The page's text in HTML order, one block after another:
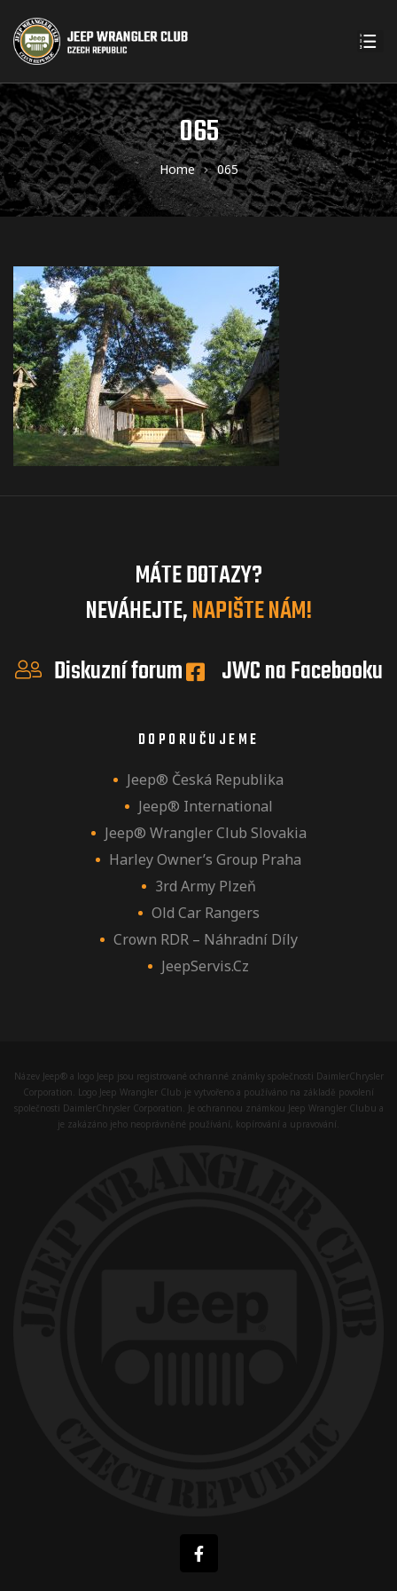
065
Home 065
MÁTE DOTAZY?
NEVÁHEJTE,NAPIŠTE NÁM!
Diskuzní forum
JWC na Facebooku
DOPORUČUJEME
Jeep® Česká Republika
Jeep® International
Jeep® Wrangler Club Slovakia
Harley Owner’s Group Praha
3rd Army Plzeň
Old Car Rangers
Crown RDR – Náhradní Díly
JeepServis.cz
Název Jeep® a logo Jeep jsou registrované ochranné známky společnosti DaimlerChrysler
Corporation. Logo Jeep Wrangler Club je vytvořeno a používáno na základě povolení
společnosti DaimlerChrysler Corporation. Je ochrannou známkou Jeep Wrangler Clubu a
je zakázáno jeho neoprávněné používání, kopírování a upravování.